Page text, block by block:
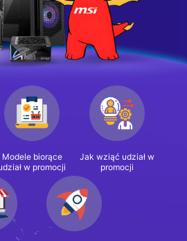
Modele biorące
w promocji
Jak wziąć udział w
promocji